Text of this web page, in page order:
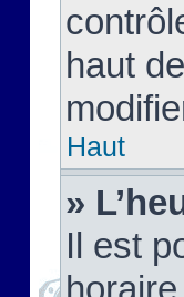
haut
Haut
»
Il est